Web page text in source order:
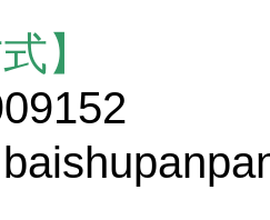
】